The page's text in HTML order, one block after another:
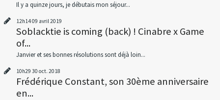
Il y a quinze jours, je débutais mon séjour...
12h1409 avril 2019
Soblacktie is coming (back) ! Cinabre x Game
of...
Janvier et ses bonnes résolutions sont déjà loin...
10h29 30 oct. 2018
Frédérique Constant, son 30ème anniversaire
en...